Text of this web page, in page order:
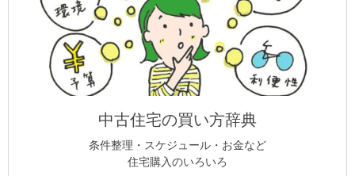
中古住宅の買い方辞典
条件整理・スケジュール・お金など
住宅購入のいろいろ